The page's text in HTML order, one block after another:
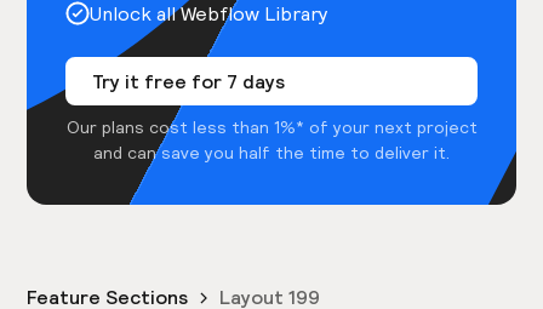
Unlock all Webflow Library
Try it free for 7 days
Our plans cost less than 1%* of your next project
and can save you half the time to deliver it.
Feature Sections Layout 199